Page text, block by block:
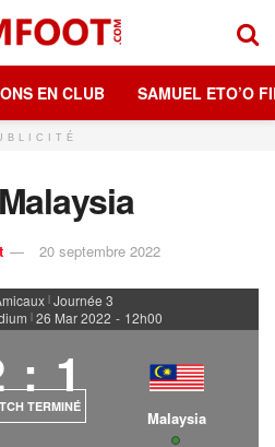
EN CLUB SAMUEL ETO’O
20 septembre 2022
| Journée 3
| 26 Mar 2022 - 12h00
: 1
TERMINÉ
Malaysia